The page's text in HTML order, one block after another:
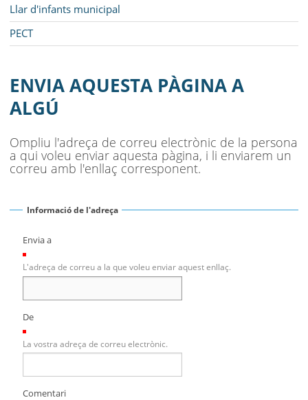
Llar d'infants municipal
PECT
ENVIA AQUESTA PÀGINA A
ALGÚ
Ompliu l'adreça de correu electrònic de la persona
a qui voleu enviar aquesta pàgina, i li enviarem un
correu amb l'enllaç corresponent.
Informació de l'adreça
Envia a
L'adreça de correu a la que voleu enviar aquest enllaç.
De
La vostra adreça de correu electrònic.
Comentari